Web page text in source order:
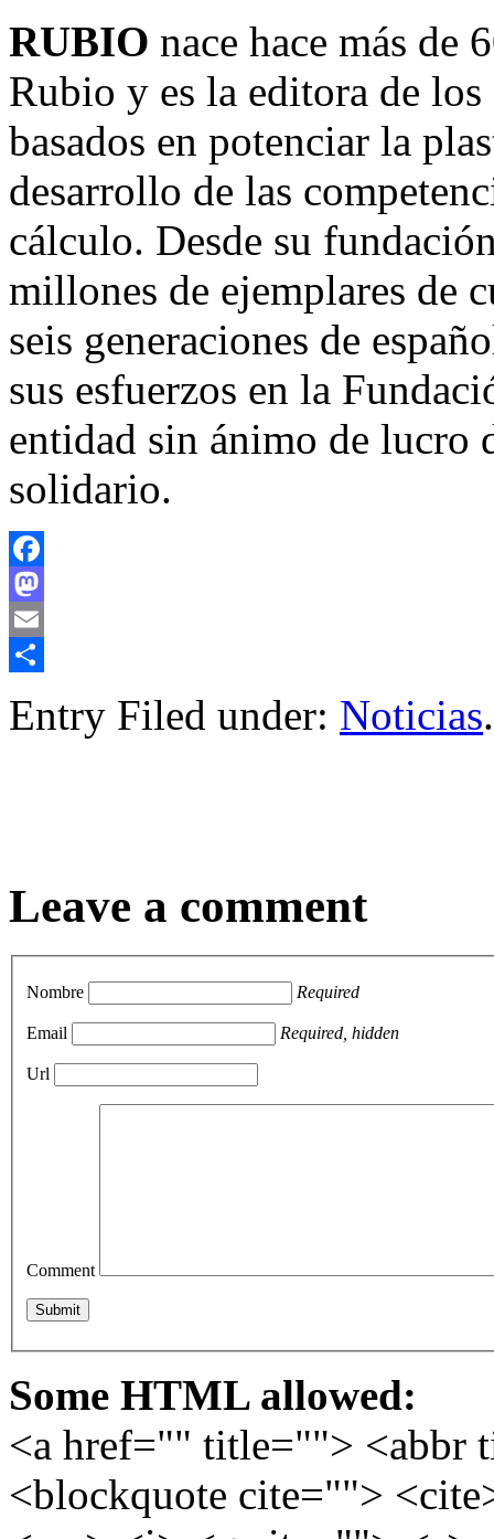
RUBIO nace hace más de
Rubio y es la editora de
basados en potenciar la
desarrollo de las
cálculo. Desde su
millones de ejemplares de
seis generaciones de
sus esfuerzos en la
entidad sin ánimo de lucro
solidario.
Facebook
Mastodon
Email
Entry Filed under: Noticias
Leave a comment
Nombre Required
Email Required, hidden
Url
Comment
Some HTML allowed:
<a href="" title=""> <abbr
<blockquote cite="">